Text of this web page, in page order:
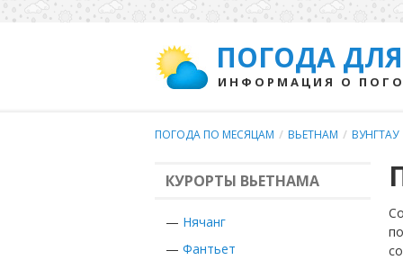
ПОГОДА
ИНФОРМАЦИЯ О
ПОГОДА ПО МЕСЯЦАМ / ВЬЕТНАМ / ВУНГТАУ
КУРОРТЫ ВЬЕТНАМА
— Нячанг
— Фантьет